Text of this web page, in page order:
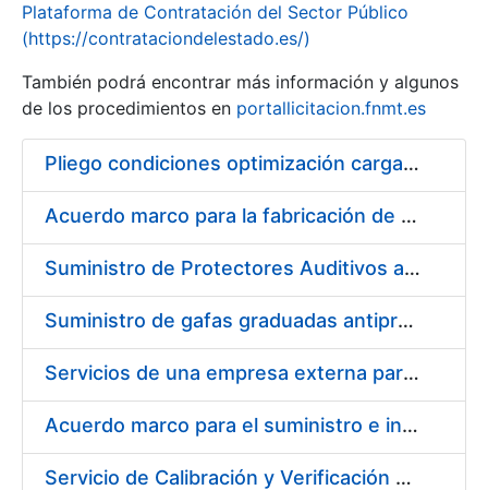
Mostra/Amaga
Plataforma de Contratación del Sector Público
(https://contrataciondelestado.es/)
También podrá encontrar más información y algunos
de los procedimientos en portallicitacion.fnmt.es
Pliego condiciones optimización cargas compras firmado
Acuerdo marco para la fabricación de piezas
Suministro de Protectores Auditivos a medida para las personas trabajadoras de los Centros de Trabajo de Madrid y Burgos
Suministro de gafas graduadas antiproyecciones para los trabajadores de la FNMT-RCM en los centros de trabajo de Madrid y Burgos
Servicios de una empresa externa para el asesoramiento y resolución de los recursos de alzada que se presentan relacionados con procesos de selección para la FNMT-RCM
Acuerdo marco para el suministro e instalación de persianas, estores y otros complementos
Servicio de Calibración y Verificación Externa de los Equipos de Medición del Servicio de Prevención de la FNMT-RCM